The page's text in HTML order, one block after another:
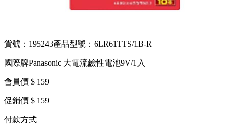
貨號：195243產品型號：6LR61TTS/1B-R
國際牌Panasonic 大電流鹼性電池9V/1入
會員價 $ 159
促銷價 $ 159
付款方式